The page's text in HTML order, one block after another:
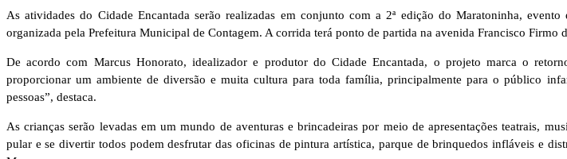
As atividades do Cidade Encantada serão realizadas em conjunto com a 2ª edição do Maratoninha,
organizada pela Prefeitura Municipal de Contagem. A corrida terá ponto de partida na avenida Francisco
De acordo com Marcus Honorato, idealizador e produtor do Cidade Encantada, o projeto marca o
proporcionar um ambiente de diversão e muita cultura para toda família, principalmente para o público
pessoas”, destaca.
As crianças serão levadas em um mundo de aventuras e brincadeiras por meio de apresentações teatrais,
pular e se divertir todos podem desfrutar das oficinas de pintura artística, parque de brinquedos infláveis e